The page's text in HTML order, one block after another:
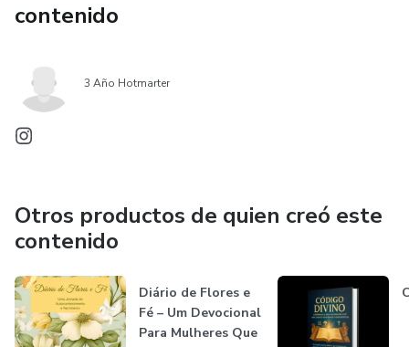
contenido
3 Año Hotmarter
Otros productos de quien creó este
contenido
Diário de Flores e
Fé – Um Devocional
Para Mulheres Que